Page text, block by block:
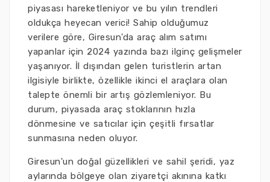
piyasası hareketleniyor ve bu yılın trendleri
oldukça heyecan verici! Sahip olduğumuz
verilere göre, Giresun'da araç alım satımı
yapanlar için 2024 yazında bazı ilginç gelişmeler
yaşanıyor. İl dışından gelen turistlerin artan
ilgisiyle birlikte, özellikle ikinci el araçlara olan
talepte önemli bir artış gözlemleniyor. Bu
durum, piyasada araç stoklarının hızla
dönmesine ve satıcılar için çeşitli fırsatlar
sunmasına neden oluyor.
Giresun'un doğal güzellikleri ve sahil şeridi, yaz
aylarında bölgeye olan ziyaretçi akınına katkı